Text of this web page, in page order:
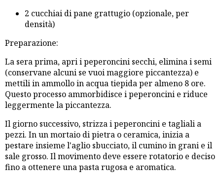
2 cucchiai di pane grattugio (opzionale, per
densità)
Preparazione:
La sera prima, apri i peperoncini secchi, elimina i semi
(conservane alcuni se vuoi maggiore piccantezza) e
mettili in ammollo in acqua tiepida per almeno 8 ore.
Questo processo ammorbidisce i peperoncini e riduce
leggermente la piccantezza.
Il giorno successivo, strizza i peperoncini e tagliali a
pezzi. In un mortaio di pietra o ceramica, inizia a
pestare insieme l'aglio sbucciato, il cumino in grani e il
sale grosso. Il movimento deve essere rotatorio e deciso
fino a ottenere una pasta rugosa e aromatica.